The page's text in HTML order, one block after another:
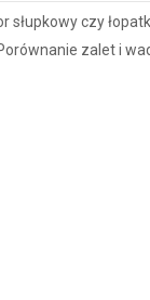
słupkowy czy
zalet i